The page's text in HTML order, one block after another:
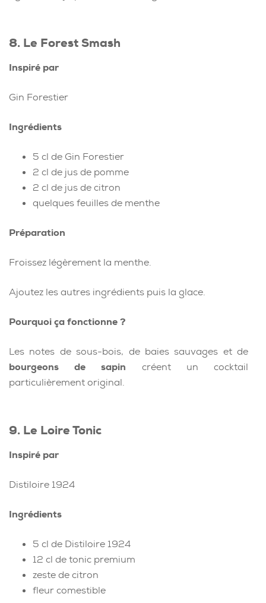
8. Le Forest Smash
Inspiré par
Gin Forestier
Ingrédients
5 cl de Gin Forestier
2 cl de jus de pomme
2 cl de jus de citron
quelques feuilles de menthe
Préparation
Froissez légèrement la menthe.
Ajoutez les autres ingrédients puis la glace.
Pourquoi ça fonctionne ?
Les notes de sous-bois, de baies sauvages et de
bourgeons de sapin créent un cocktail
particulièrement original.
9. Le Loire Tonic
Inspiré par
Distiloire 1924
Ingrédients
5 cl de Distiloire 1924
12 cl de tonic premium
zeste de citron
fleur comestible